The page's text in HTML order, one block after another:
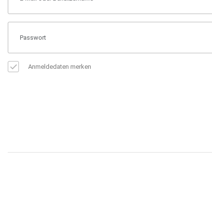
Anmeldedaten merken